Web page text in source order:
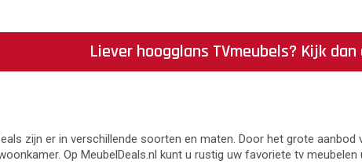
Liever hoogglans TVmeubels? Kijk
zijn er in verschillende soorten en maten. Door het grote aanbod
Op MeubelDeals.nl kunt u rustig uw favoriete tv